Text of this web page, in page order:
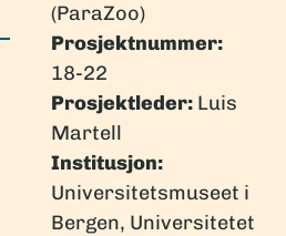
(ParaZoo)
Prosjektnummer:
18-22
Prosjektleder: Luis
Martell
Institusjon:
Universitetsmuseet i
Bergen, Universitetet